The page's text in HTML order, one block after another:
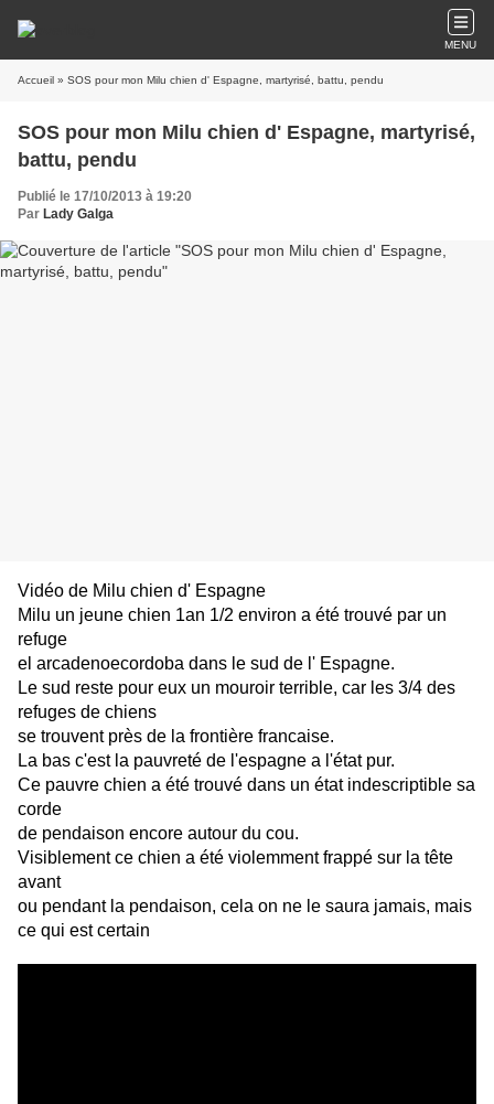
MENU
Accueil » SOS pour mon Milu chien d' Espagne, martyrisé, battu, pendu
SOS pour mon Milu chien d' Espagne, martyrisé,
battu, pendu
Publié le 17/10/2013 à 19:20
Par Lady Galga
Vidéo de Milu chien d' Espagne
Milu un jeune chien 1an 1/2 environ a été trouvé par un
refuge
el arcadenoecordoba dans le sud de l' Espagne.
Le sud reste pour eux un mouroir terrible, car les 3/4 des
refuges de chiens
se trouvent près de la frontière francaise.
La bas c'est la pauvreté de l'espagne a l'état pur.
Ce pauvre chien a été trouvé dans un état indescriptible sa
corde
de pendaison encore autour du cou.
Visiblement ce chien a été violemment frappé sur la tête
avant
ou pendant la pendaison, cela on ne le saura jamais, mais
ce qui est certain